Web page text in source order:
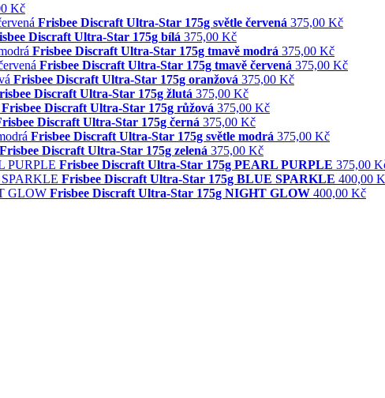
Kč
Frisbee Discraft Ultra-Star 175g světle červená 375,00 Kč
Discraft Ultra-Star 175g bílá 375,00 Kč
Frisbee Discraft Ultra-Star 175g tmavě modrá 375,00 Kč
Frisbee Discraft Ultra-Star 175g tmavě červená 375,00 Kč
Frisbee Discraft Ultra-Star 175g oranžová 375,00 Kč
Discraft Ultra-Star 175g žlutá 375,00 Kč
Frisbee Discraft Ultra-Star 175g růžová 375,00 Kč
Discraft Ultra-Star 175g černá 375,00 Kč
Frisbee Discraft Ultra-Star 175g světle modrá 375,00 Kč
Frisbee Discraft Ultra-Star 175g zelená 375,00 Kč
Frisbee Discraft Ultra-Star 175g PEARL PURPLE 375,00
Frisbee Discraft Ultra-Star 175g BLUE SPARKLE 400,00
Frisbee Discraft Ultra-Star 175g NIGHT GLOW 400,00 Kč